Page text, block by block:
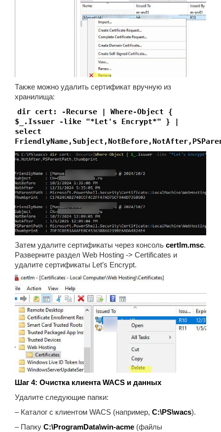
Также можно удалить сертификат вручную из
хранилища:
dir cert: -Recurse | Where-Object {
$_.Issuer -like "*Let's Encrypt*" } |
select
Затем удалите сертификаты через консоль certlm.msc.
Разверните раздел Web Hosting -> Certificates и
удалите сертификаты Let’s Encrypt.
Шаг 4: Очистка клиента WACS и данных
Удалите следующие папки:
– Каталог с клиентом WACS (например, C:\PS\wacs).
– Папку C:\ProgramData\win-acme (файлы